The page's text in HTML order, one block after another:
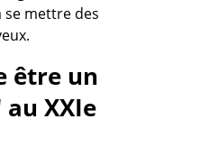
se mettre des
être un
XXIe